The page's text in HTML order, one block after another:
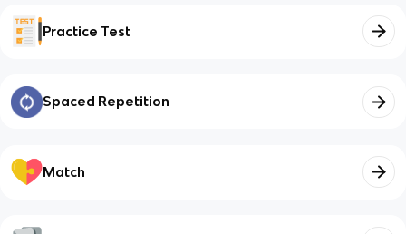
Practice Test
Spaced Repetition
Match